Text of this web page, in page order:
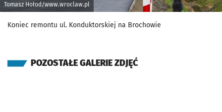
Tomasz Hołod/www.wroclaw.pl
Koniec remontu ul. Konduktorskiej na Brochowie
POZOSTAŁE GALERIE ZDJĘĆ